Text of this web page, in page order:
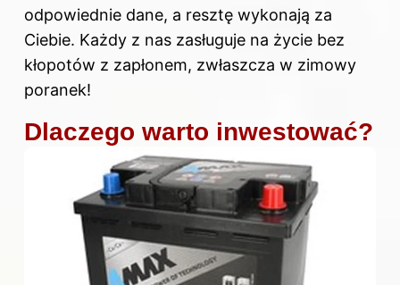
odpowiednie dane, a resztę wykonają za
Ciebie. Każdy z nas zasługuje na życie bez
kłopotów z zapłonem, zwłaszcza w zimowy
poranek!
Dlaczego warto inwestować?